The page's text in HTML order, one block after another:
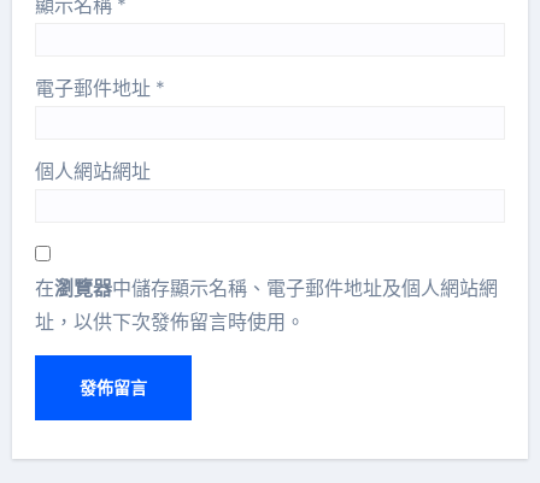
顯示名稱 *
電子郵件地址 *
個人網站網址
在瀏覽器中儲存顯示名稱、電子郵件地址及個人網站網
址，以供下次發佈留言時使用。